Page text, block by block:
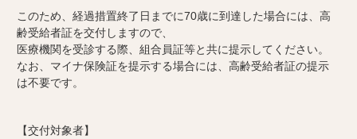
このため、経過措置終了日までに70歳に到達した場合には、高
齢受給者証を交付しますので、
医療機関を受診する際、組合員証等と共に提示してください。
なお、マイナ保険証を提示する場合には、高齢受給者証の提示
は不要です。
【交付対象者】